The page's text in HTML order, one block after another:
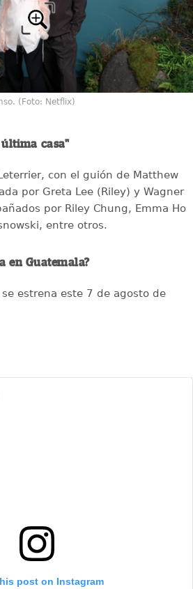
(Foto: Netflix)
casa"
con el guión de Matthew
por Greta Lee (Riley) y Wagner
por Riley Chung, Emma Ho
entre otros.
en Guatemala?
estrena este 7 de agosto de
post on Instagram